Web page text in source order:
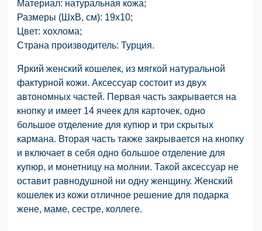
Материал: натуральная кожа;
Размеры (ШхВ, см): 19х10;
Цвет: хохлома;
Страна производитель: Турция.
Яркий женский кошелек, из мягкой натуральной
фактурной кожи. Аксессуар состоит из двух
автономных частей. Первая часть закрывается на
кнопку и имеет 14 ячеек для карточек, одно
большое отделение для купюр и три скрытых
кармана. Вторая часть также закрывается на кнопку
и включает в себя одно большое отделение для
купюр, и монетницу на молнии. Такой аксессуар не
оставит равнодушной ни одну женщину. Женский
кошелек из кожи отличное решение для подарка
жене, маме, сестре, коллеге.